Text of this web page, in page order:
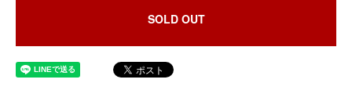
SOLD OUT